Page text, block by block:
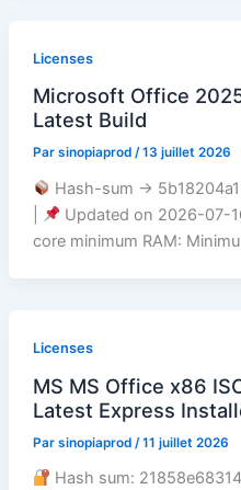
Licenses
Microsoft Office
Latest Build
Par sinopiaprod /13 juillet 2026
Hash-sum →
Updated on 2026-07-
core minimum RAM:
Licenses
MS MS Office x86
Latest Express
Par sinopiaprod /11 juillet 2026
Hash sum: